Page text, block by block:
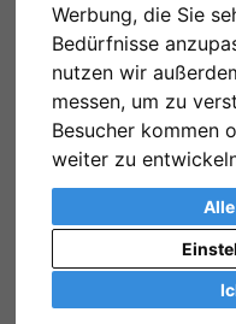
Werbung, die Sie
Bedürfnisse
nutzen wir
messen, um zu
Besucher kommen
weiter zu
Produkttyp: